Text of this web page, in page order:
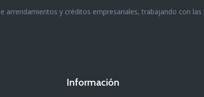
arrendamientos y créditos empresariales, trabajando con las
Información